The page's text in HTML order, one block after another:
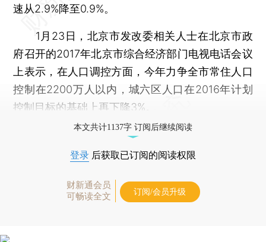
速从2.9%降至0.9%。
1月23日，北京市发改委相关人士在北京市政
府召开的2017年北京市综合经济部门电视电话会议
上表示，在人口调控方面，今年力争全市常住人口
控制在2200万人以内，城六区人口在2016年计划
控制目标的基础上再下降3%。
本文共计1137字 订阅后继续阅读
登录 后获取已订阅的阅读权限
财新通会员
可畅读全文
订阅/会员升级